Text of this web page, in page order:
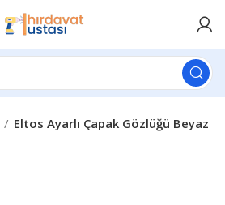
Eltos Ayarlı Çapak Gözlüğü Beyaz